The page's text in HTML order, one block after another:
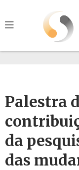
Palestra
da
das